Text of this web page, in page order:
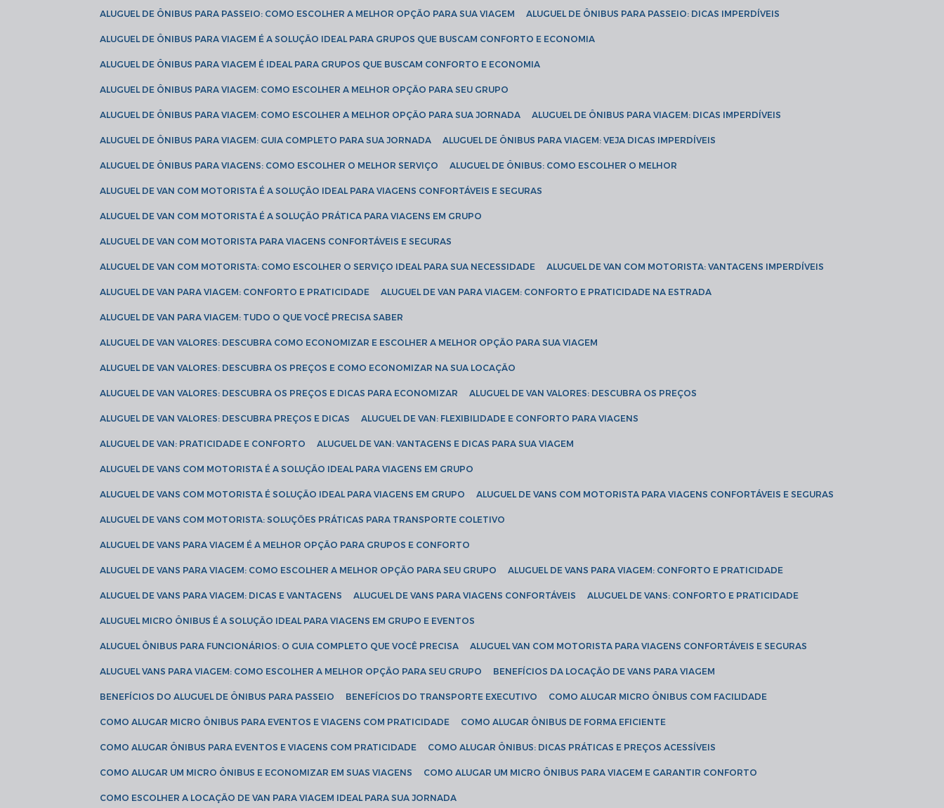
ALUGUEL DE ÔNIBUS PARA PASSEIO: COMO ESCOLHER A MELHOR OPÇÃO PARA SUA VIAGEM ALUGUEL DE ÔNIBUS PARA PASSEIO: DICAS IMPERDÍVEIS
ALUGUEL DE ÔNIBUS PARA VIAGEM É A SOLUÇÃO IDEAL PARA GRUPOS QUE BUSCAM CONFORTO E ECONOMIA
ALUGUEL DE ÔNIBUS PARA VIAGEM É IDEAL PARA GRUPOS QUE BUSCAM CONFORTO E ECONOMIA
ALUGUEL DE ÔNIBUS PARA VIAGEM: COMO ESCOLHER A MELHOR OPÇÃO PARA SEU GRUPO
ALUGUEL DE ÔNIBUS PARA VIAGEM: COMO ESCOLHER A MELHOR OPÇÃO PARA SUA JORNADA ALUGUEL DE ÔNIBUS PARA VIAGEM: DICAS IMPERDÍVEIS
ALUGUEL DE ÔNIBUS PARA VIAGEM: GUIA COMPLETO PARA SUA JORNADA ALUGUEL DE ÔNIBUS PARA VIAGEM: VEJA DICAS IMPERDÍVEIS
ALUGUEL DE ÔNIBUS PARA VIAGENS: COMO ESCOLHER O MELHOR SERVIÇO ALUGUEL DE ÔNIBUS: COMO ESCOLHER O MELHOR
ALUGUEL DE VAN COM MOTORISTA É A SOLUÇÃO IDEAL PARA VIAGENS CONFORTÁVEIS E SEGURAS
ALUGUEL DE VAN COM MOTORISTA É A SOLUÇÃO PRÁTICA PARA VIAGENS EM GRUPO
ALUGUEL DE VAN COM MOTORISTA PARA VIAGENS CONFORTÁVEIS E SEGURAS
ALUGUEL DE VAN COM MOTORISTA: COMO ESCOLHER O SERVIÇO IDEAL PARA SUA NECESSIDADE ALUGUEL DE VAN COM MOTORISTA: VANTAGENS IMPERDÍVEIS
ALUGUEL DE VAN PARA VIAGEM: CONFORTO E PRATICIDADE ALUGUEL DE VAN PARA VIAGEM: CONFORTO E PRATICIDADE NA ESTRADA
ALUGUEL DE VAN PARA VIAGEM: TUDO O QUE VOCÊ PRECISA SABER
ALUGUEL DE VAN VALORES: DESCUBRA COMO ECONOMIZAR E ESCOLHER A MELHOR OPÇÃO PARA SUA VIAGEM
ALUGUEL DE VAN VALORES: DESCUBRA OS PREÇOS E COMO ECONOMIZAR NA SUA LOCAÇÃO
ALUGUEL DE VAN VALORES: DESCUBRA OS PREÇOS E DICAS PARA ECONOMIZAR ALUGUEL DE VAN VALORES: DESCUBRA OS PREÇOS
ALUGUEL DE VAN VALORES: DESCUBRA PREÇOS E DICAS ALUGUEL DE VAN: FLEXIBILIDADE E CONFORTO PARA VIAGENS
ALUGUEL DE VAN: PRATICIDADE E CONFORTO ALUGUEL DE VAN: VANTAGENS E DICAS PARA SUA VIAGEM
ALUGUEL DE VANS COM MOTORISTA É A SOLUÇÃO IDEAL PARA VIAGENS EM GRUPO
ALUGUEL DE VANS COM MOTORISTA É SOLUÇÃO IDEAL PARA VIAGENS EM GRUPO ALUGUEL DE VANS COM MOTORISTA PARA VIAGENS CONFORTÁVEIS E SEGURAS
ALUGUEL DE VANS COM MOTORISTA: SOLUÇÕES PRÁTICAS PARA TRANSPORTE COLETIVO
ALUGUEL DE VANS PARA VIAGEM É A MELHOR OPÇÃO PARA GRUPOS E CONFORTO
ALUGUEL DE VANS PARA VIAGEM: COMO ESCOLHER A MELHOR OPÇÃO PARA SEU GRUPO ALUGUEL DE VANS PARA VIAGEM: CONFORTO E PRATICIDADE
ALUGUEL DE VANS PARA VIAGEM: DICAS E VANTAGENS ALUGUEL DE VANS PARA VIAGENS CONFORTÁVEIS ALUGUEL DE VANS: CONFORTO E PRATICIDADE
ALUGUEL MICRO ÔNIBUS É A SOLUÇÃO IDEAL PARA VIAGENS EM GRUPO E EVENTOS
ALUGUEL ÔNIBUS PARA FUNCIONÁRIOS: O GUIA COMPLETO QUE VOCÊ PRECISA ALUGUEL VAN COM MOTORISTA PARA VIAGENS CONFORTÁVEIS E SEGURAS
ALUGUEL VANS PARA VIAGEM: COMO ESCOLHER A MELHOR OPÇÃO PARA SEU GRUPO BENEFÍCIOS DA LOCAÇÃO DE VANS PARA VIAGEM
BENEFÍCIOS DO ALUGUEL DE ÔNIBUS PARA PASSEIO BENEFÍCIOS DO TRANSPORTE EXECUTIVO COMO ALUGAR MICRO ÔNIBUS COM FACILIDADE
COMO ALUGAR MICRO ÔNIBUS PARA EVENTOS E VIAGENS COM PRATICIDADE COMO ALUGAR ÔNIBUS DE FORMA EFICIENTE
COMO ALUGAR ÔNIBUS PARA EVENTOS E VIAGENS COM PRATICIDADE COMO ALUGAR ÔNIBUS: DICAS PRÁTICAS E PREÇOS ACESSÍVEIS
COMO ALUGAR UM MICRO ÔNIBUS E ECONOMIZAR EM SUAS VIAGENS COMO ALUGAR UM MICRO ÔNIBUS PARA VIAGEM E GARANTIR CONFORTO
COMO ESCOLHER A LOCAÇÃO DE VAN PARA VIAGEM IDEAL PARA SUA JORNADA